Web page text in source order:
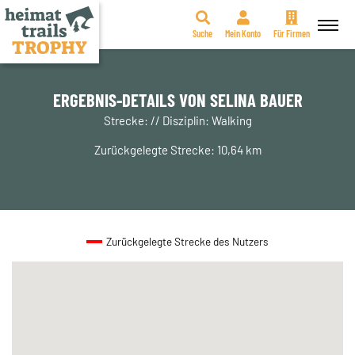
Zum
Suche Mein Konto Für Firmen
ERGEBNIS-DETAILS VON SELINA BAUER
Strecke: // Disziplin: Walking
Zurückgelegte Strecke: 10,64 km
Zurückgelegte Strecke des Nutzers